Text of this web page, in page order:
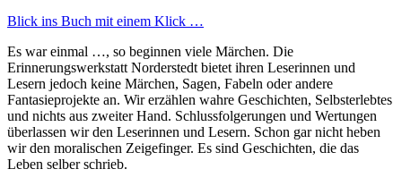
Blick ins Buch mit einem Klick …
Es war einmal …, so beginnen viele Märchen. Die
Erinnerungswerkstatt Norderstedt bietet ihren Leserinnen und
Lesern jedoch keine Märchen, Sagen, Fabeln oder andere
Fantasieprojekte an. Wir erzählen wahre Geschichten, Selbsterlebtes
und nichts aus zweiter Hand. Schlussfolgerungen und Wertungen
überlassen wir den Leserinnen und Lesern. Schon gar nicht heben
wir den moralischen Zeigefinger. Es sind Geschichten, die das
Leben selber schrieb.